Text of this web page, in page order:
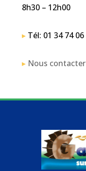
8h30 – 12h00
▸Tél: 01 34 74 06
▸ Nous contacter